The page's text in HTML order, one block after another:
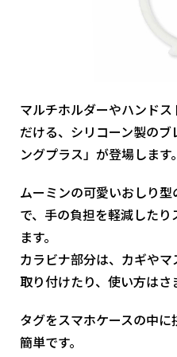
マルチホルダーやハンド
だける、シリコーン製の
ングプラス」が登場します。
ムーミンの可愛いおしり
で、手の負担を軽減した
ます。
カラビナ部分は、カギや
取り付けたり、使い方はさ
タグをスマホケースの中
簡単です。